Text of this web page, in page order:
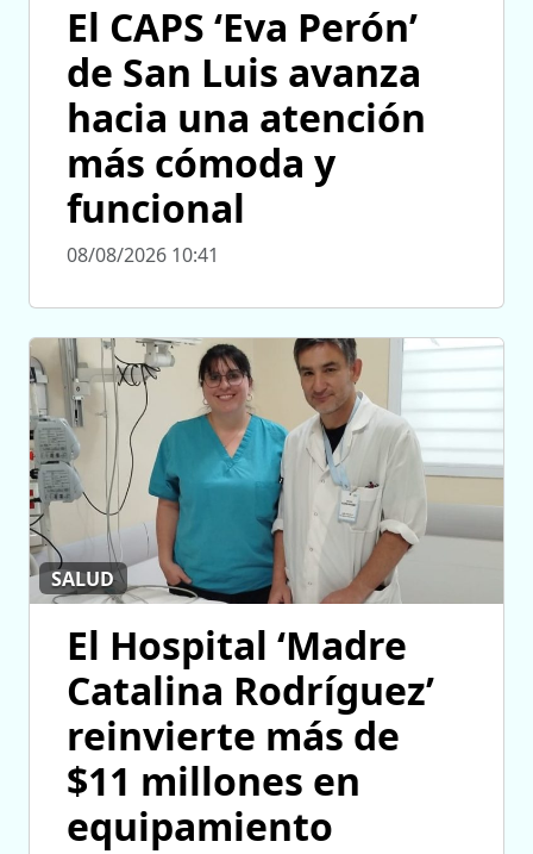
El CAPS ‘Eva Perón’
de San Luis avanza
hacia una atención
más cómoda y
funcional
08/08/2026 10:41
SALUD
El Hospital ‘Madre
Catalina Rodríguez’
reinvierte más de
$11 millones en
equipamiento